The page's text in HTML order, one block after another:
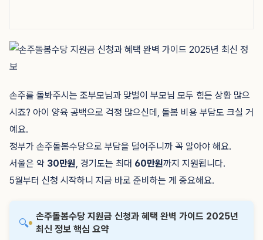
손주를 돌봐주시는 조부모님과 맞벌이 부모님 모두 힘든 상황 많으
시죠? 아이 양육 공백으로 걱정 많으신데, 돌봄 비용 부담도 크실 거
예요.
정부가 손주돌봄수당으로 부담을 덜어주니까 꼭 알아야 해요.
서울은 약 30만원, 경기도는 최대 60만원까지 지원됩니다.
5월부터 신청 시작하니 지금 바로 준비하는 게 중요해요.
🔍
손주돌봄수당 지원금 신청과 혜택 완벽 가이드 2025년
최신 정보 핵심 요약